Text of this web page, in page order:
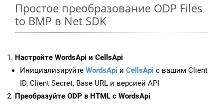
Простое преобразование ODP Files
to BMP в Net SDK
Настройте WordsApi и CellsApi
Инициализируйте WordsApi и CellsApi с вашим Client
ID, Client Secret, Base URL и версией API
Преобразуйте ODP в HTML с WordsApi